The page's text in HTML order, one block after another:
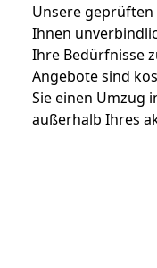
Unsere
Ihnen
Ihre Bedürfnisse
Angebote sind
Sie einen Umzug
außerhalb Ihres